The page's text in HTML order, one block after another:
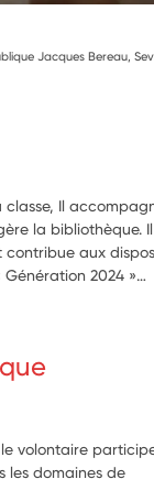
Jacques Bereau,
classe, Il
la bibliothèque. Il
aux
2024 »…
le volontaire
les domaines de